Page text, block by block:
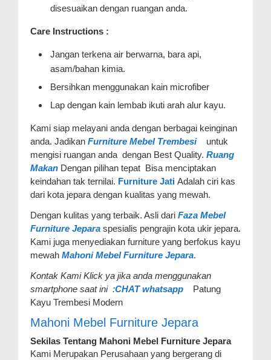
disesuaikan dengan ruangan anda.
Care Instructions :
Jangan terkena air berwarna, bara api,
asam/bahan kimia.
Bersihkan menggunakan kain microfiber
Lap dengan kain lembab ikuti arah alur kayu.
Kami siap melayani anda dengan berbagai keinginan
anda. Jadikan Furniture Mebel Trembesi
untuk
mengisi ruangan anda dengan Best Quality. Ruang
Makan Dengan pilihan tepat Bisa menciptakan
keindahan tak ternilai. Furniture Jati Adalah ciri kas
dari kota jepara dengan kualitas yang mewah.
Dengan kulitas yang terbaik. Asli dari Faza Mebel
Furniture Jepara spesialis pengrajin kota ukir jepara.
Kami juga menyediakan furniture yang berfokus kayu
mewah Mahoni Mebel Furniture Jepara.
Kontak Kami Klick ya jika anda menggunakan
smartphone saat ini :CHAT whatsapp
Patung
Kayu Trembesi Modern
Mahoni Mebel Furniture Jepara
Sekilas Tentang Mahoni Mebel Furniture Jepara
Kami Merupakan Perusahaan yang bergerang di